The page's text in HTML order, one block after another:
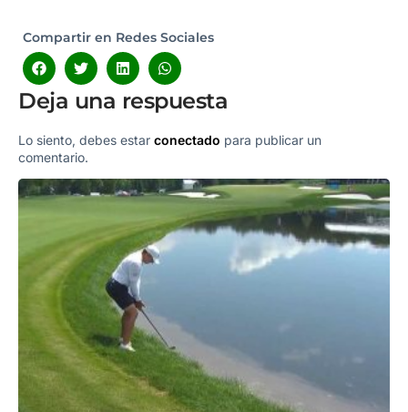
Compartir en Redes Sociales
Deja una respuesta
Lo siento, debes estar conectado para publicar un
comentario.